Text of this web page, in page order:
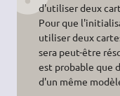
d'utiliser deux
Pour que
utiliser deux
sera peut-être
est probable que
d'un même